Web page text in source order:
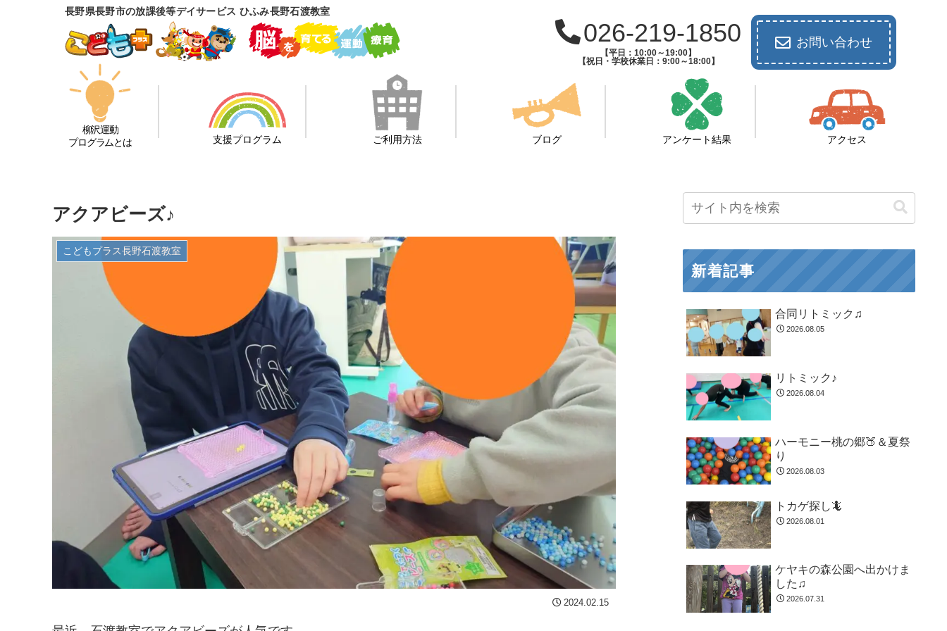
長野県長野市の放課後等デイサービス ひふみ長野石渡教室
026-219-1850
【平日：10:00～19:00】
【祝日・学校休業日：9:00～18:00】
お問い合わせ
柳沢運動
プログラムとは
支援プログラム ご利用方法 ブログ アンケート結果 アクセス
アクアビーズ♪
こどもプラス長野石渡教室
2024.02.15
新着記事
合同リトミック♫
2026.08.05
リトミック♪
2026.08.04
ハーモニー桃の郷🍑＆夏祭
り
2026.08.03
トカゲ探し🦎
2026.08.01
ケヤキの森公園へ出かけま
した♫
2026.07.31